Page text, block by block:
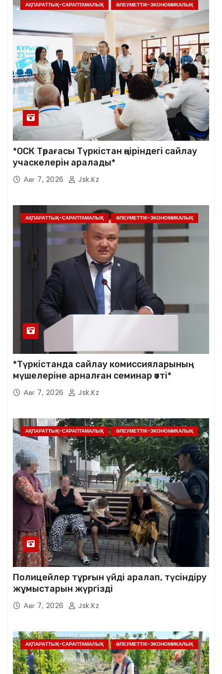
АҚПАРАТТЫҚ-САРАПТАМАЛЫҚ ӘЛЕУМЕТТІК-ЭКОНОМИКАЛЫҚ
*ОСК Төрағасы Түркістан өңіріндегі сайлау
учаскелерін аралады*
Авг 7, 2026 Jsk.kz
АҚПАРАТТЫҚ-САРАПТАМАЛЫҚ ӘЛЕУМЕТТІК-ЭКОНОМИКАЛЫҚ
*Түркістанда сайлау комиссияларының
мүшелеріне арналған семинар өтті*
Авг 7, 2026 Jsk.kz
АҚПАРАТТЫҚ-САРАПТАМАЛЫҚ ӘЛЕУМЕТТІК-ЭКОНОМИКАЛЫҚ
Полицейлер тұрғын үйді аралап, түсіндіру
жұмыстарын жүргізді
Авг 7, 2026 Jsk.kz
АҚПАРАТТЫҚ-САРАПТАМАЛЫҚ ӘЛЕУМЕТТІК-ЭКОНОМИКАЛЫҚ